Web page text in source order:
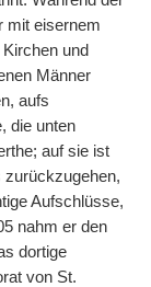
mit eisernem
und
Männer
aufs
die unten
auf sie ist
zurückzugehen,
Aufschlüsse,
nahm er den
dortige
von St.